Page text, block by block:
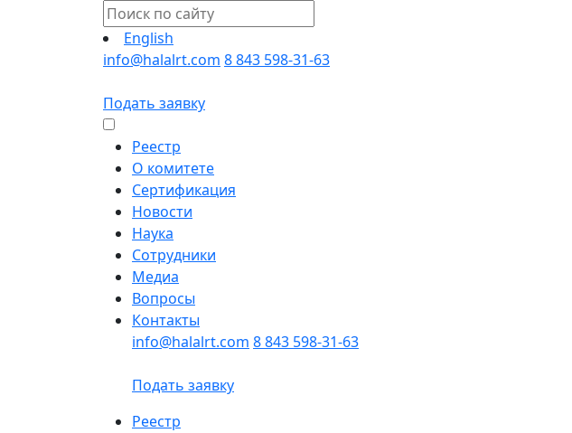
English
info@halalrt.com 8 843 598-31-63
Подать заявку
Реестр
О комитете
Сертификация
Новости
Наука
Сотрудники
Медиа
Вопросы
Контакты
info@halalrt.com 8 843 598-31-63
Подать заявку
Реестр